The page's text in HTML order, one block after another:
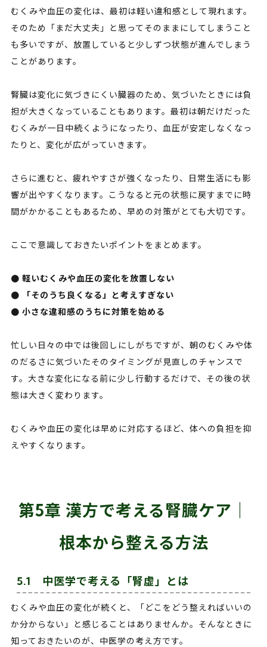
むくみや血圧の変化は、最初は軽い違和感として現れます。
そのため「まだ大丈夫」と思ってそのままにしてしまうこと
も多いですが、放置していると少しずつ状態が進んでしまう
ことがあります。
腎臓は変化に気づきにくい臓器のため、気づいたときには負
担が大きくなっていることもあります。最初は朝だけだった
むくみが一日中続くようになったり、血圧が安定しなくなっ
たりと、変化が広がっていきます。
さらに進むと、疲れやすさが強くなったり、日常生活にも影
響が出やすくなります。こうなると元の状態に戻すまでに時
間がかかることもあるため、早めの対策がとても大切です。
ここで意識しておきたいポイントをまとめます。
● 軽いむくみや血圧の変化を放置しない
● 「そのうち良くなる」と考えすぎない
● 小さな違和感のうちに対策を始める
忙しい日々の中では後回しにしがちですが、朝のむくみや体
のだるさに気づいたそのタイミングが見直しのチャンスで
す。大きな変化になる前に少し行動するだけで、その後の状
態は大きく変わります。
むくみや血圧の変化は早めに対応するほど、体への負担を抑
えやすくなります。
第5章 漢方で考える腎臓ケア｜
根本から整える方法
5.1 中医学で考える「腎虚」とは
むくみや血圧の変化が続くと、「どこをどう整えればいいの
か分からない」と感じることはありませんか。そんなときに
知っておきたいのが、中医学の考え方です。